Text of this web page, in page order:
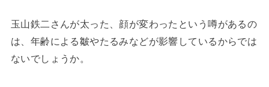
玉山鉄二さんが太った、顔が変わったという噂があるの
は、年齢による皺やたるみなどが影響しているからでは
ないでしょうか。